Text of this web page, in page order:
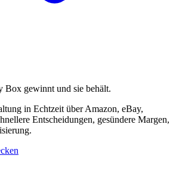
Box gewinnt und sie behält.
in Echtzeit über Amazon, eBay,
Entscheidungen, gesündere Margen,